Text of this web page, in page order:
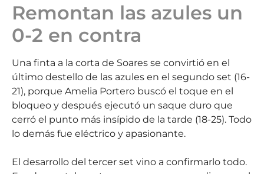
Remontan las azules un
0-2 en contra
Una finta a la corta de Soares se convirtió en el
último destello de las azules en el segundo set (16-
21), porque Amelia Portero buscó el toque en el
bloqueo y después ejecutó un saque duro que
cerró el punto más insípido de la tarde (18-25). Todo
lo demás fue eléctrico y apasionante.
El desarrollo del tercer set vino a confirmarlo todo.